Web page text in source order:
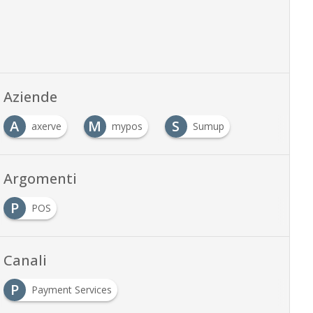
Aziende
A
axerve M mypos S Sumup
Argomenti
P
POS
Canali
P
Payment Services